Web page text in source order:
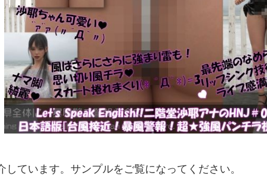
ています。サンプルをご覧になってください。